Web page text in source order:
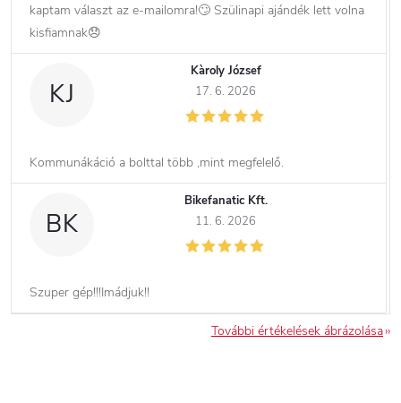
kaptam választ az e-mailomra!🙄 Szülinapi ajándék lett volna
kisfiamnak😞
KJ
Kàroly József
17. 6. 2026
Kommunákáció a bolttal több ,mint megfelelő.
BK
Bikefanatic Kft.
11. 6. 2026
Szuper gép!!!Imádjuk!!
További értékelések ábrázolása